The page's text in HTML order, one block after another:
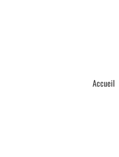
Accueil